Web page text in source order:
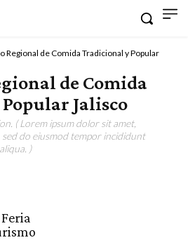
Regional de Comida Tradicional y Popular
de Comida
Jalisco
( Lorem ipsum dolor sit amet,
do eiusmod tempor incididunt
)